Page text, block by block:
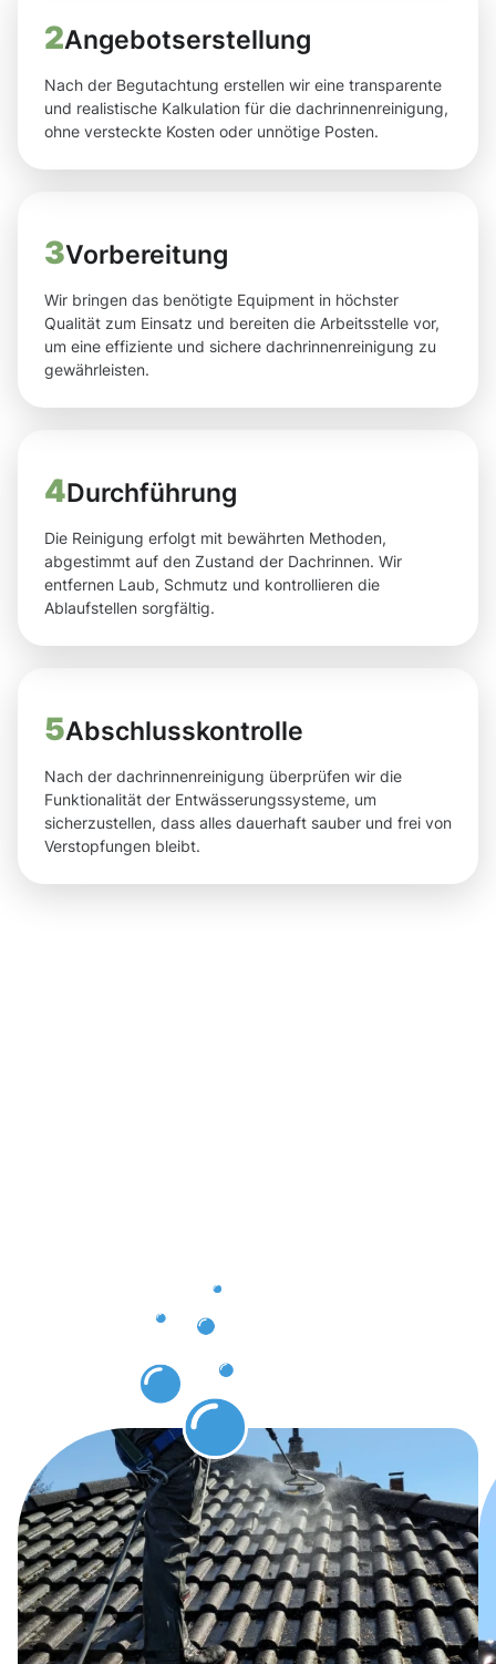
2Angebotserstellung
Nach der Begutachtung erstellen wir eine transparente
und realistische Kalkulation für die dachrinnenreinigung,
ohne versteckte Kosten oder unnötige Posten.
3Vorbereitung
Wir bringen das benötigte Equipment in höchster
Qualität zum Einsatz und bereiten die Arbeitsstelle vor,
um eine effiziente und sichere dachrinnenreinigung zu
gewährleisten.
4Durchführung
Die Reinigung erfolgt mit bewährten Methoden,
abgestimmt auf den Zustand der Dachrinnen. Wir
entfernen Laub, Schmutz und kontrollieren die
Ablaufstellen sorgfältig.
5Abschlusskontrolle
Nach der dachrinnenreinigung überprüfen wir die
Funktionalität der Entwässerungssysteme, um
sicherzustellen, dass alles dauerhaft sauber und frei von
Verstopfungen bleibt.